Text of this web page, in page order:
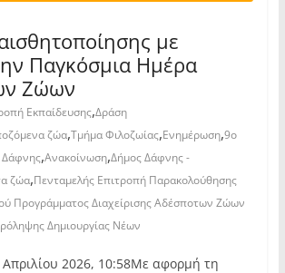
με
Παγκόσμια Ημέρα
Ζώων
Εκπαίδευσης,Δράση
ζώα,Τμήμα Φιλοζωίας,Ενημέρωση,9ο
Δάφνης,Ανακοίνωση,Δήμος Δάφνης -
ζώα,Πενταμελής Επιτροπή Παρακολούθησης
Προγράμματος Διαχείρισης Αδέσποτων Ζώων
Δημιουργίας Νέων
2026, 10:58Με αφορμή τη